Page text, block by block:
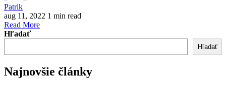
Patrik
aug 11, 2022 1 min read
Read More
Hľadať
Hľadať
Najnovšie články